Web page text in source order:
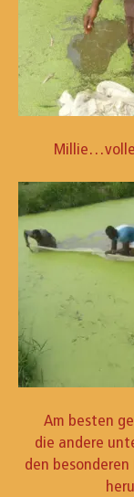
Am besten
die andere
den